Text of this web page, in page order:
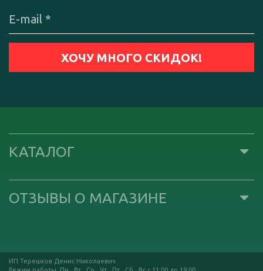
КАТАЛОГ
ОТЗЫВЫ О МАГАЗИНЕ
ИП Терешков Денис Николаевич
Режим работы: Пн , Вт , Ср , Чт , Пт , Сб , Вс c 11:00 до 19:00